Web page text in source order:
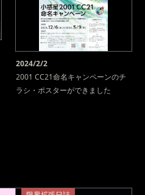
2024/2/2
2001 CC21命名キャンペーンのチ
ラシ・ポスターができました